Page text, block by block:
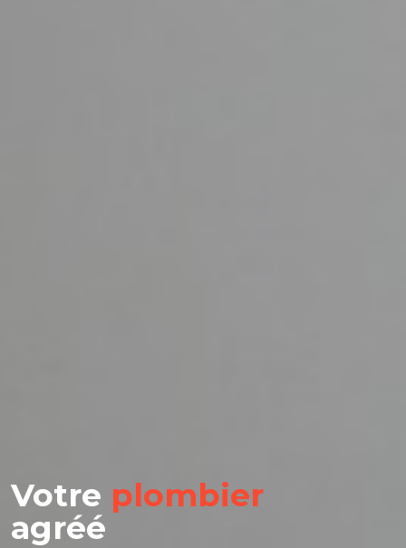
Votre plombier
agréé